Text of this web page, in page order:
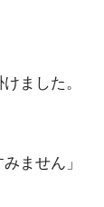
ました。
ません」